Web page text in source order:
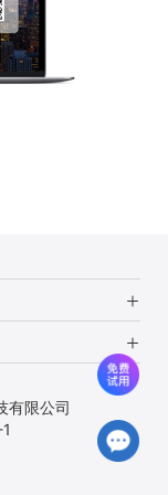
有限公司